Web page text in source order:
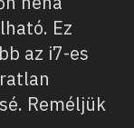
Ez
az i7-es
Reméljük